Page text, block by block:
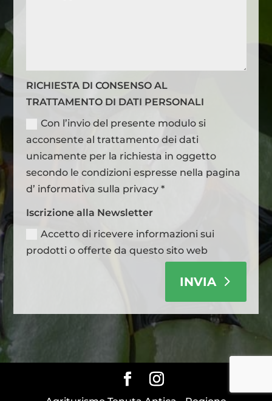
RICHIESTA DI CONSENSO AL
TRATTAMENTO DI DATI PERSONALI
Con l’invio del presente modulo si
acconsente al trattamento dei dati
unicamente per la richiesta in oggetto
secondo le condizioni espresse nella pagina
d’ informativa sulla privacy *
Iscrizione alla Newsletter
Accetto di ricevere informazioni sui
prodotti o offerte da questo sito web
INVIA